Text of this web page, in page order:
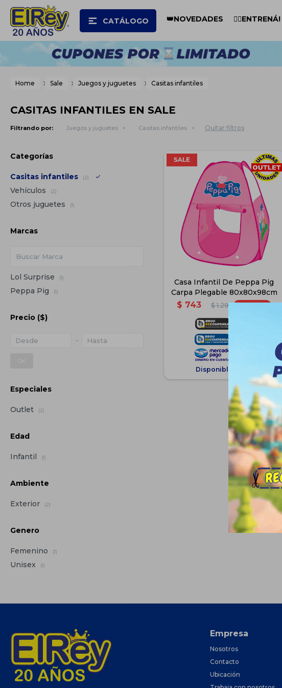
CATÁLOGO 👑NOVEDADES 🏋️‍♂️ENTRENÁ!
Home Sale Juegos y juguetes Casitas infantiles
CASITAS INFANTILES EN SALE
Filtrando por: Juegos y juguetes Casitas infantiles Quitar filtros
Casa Infantil De Peppa Pig
Carpa Plegable 80x80x98cm
$ 743 $ 1.290 42
632
669
Disponible Envío
Categorías
Casitas infantiles (2)
Vehículos (2)
Otros juguetes (1)
Marcas
Lol Surprise (1)
Peppa Pig (1)
Precio ($)
Especiales
Outlet (2)
Edad
Infantil (1)
Ambiente
Exterior (2)
Genero
Femenino (1)
Unisex (1)
Empresa
Nosotros
Contacto
Ubicación